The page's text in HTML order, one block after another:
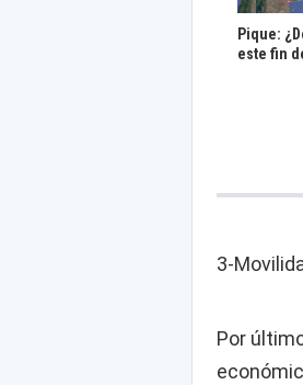
Pique:
este fin
3-
Por